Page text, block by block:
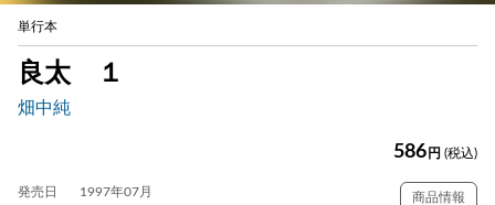
単行本
良太 １
畑中純
586 円 (税込)
発売日 1997年07月 商品情報